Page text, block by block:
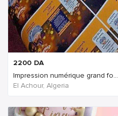
2200 DA
Impression numérique grand fo...
El Achour, Algeria